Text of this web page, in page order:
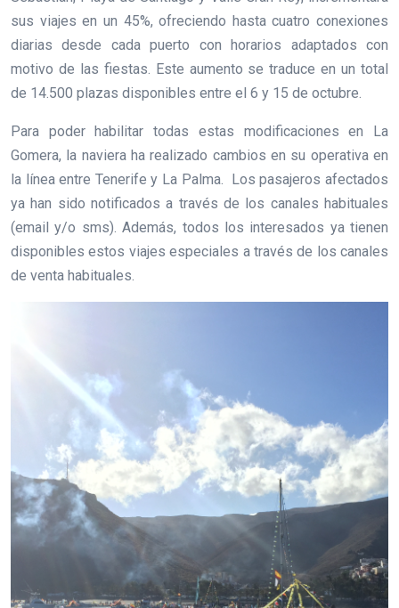
sus viajes en un 45%, ofreciendo hasta cuatro conexiones
diarias desde cada puerto con horarios adaptados con
motivo de las fiestas. Este aumento se traduce en un total
de 14.500 plazas disponibles entre el 6 y 15 de octubre.
Para poder habilitar todas estas modificaciones en La
Gomera, la naviera ha realizado cambios en su operativa en
la línea entre Tenerife y La Palma. Los pasajeros afectados
ya han sido notificados a través de los canales habituales
(email y/o sms). Además, todos los interesados ya tienen
disponibles estos viajes especiales a través de los canales
de venta habituales.